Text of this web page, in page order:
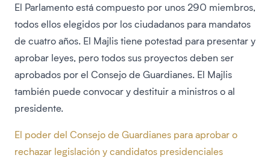
El Parlamento está compuesto por unos 290 miembros,
todos ellos elegidos por los ciudadanos para mandatos
de cuatro años. El Majlis tiene potestad para presentar y
aprobar leyes, pero todos sus proyectos deben ser
aprobados por el Consejo de Guardianes. El Majlis
también puede convocar y destituir a ministros o al
presidente.
El poder del Consejo de Guardianes para aprobar o
rechazar legislación y candidatos presidenciales